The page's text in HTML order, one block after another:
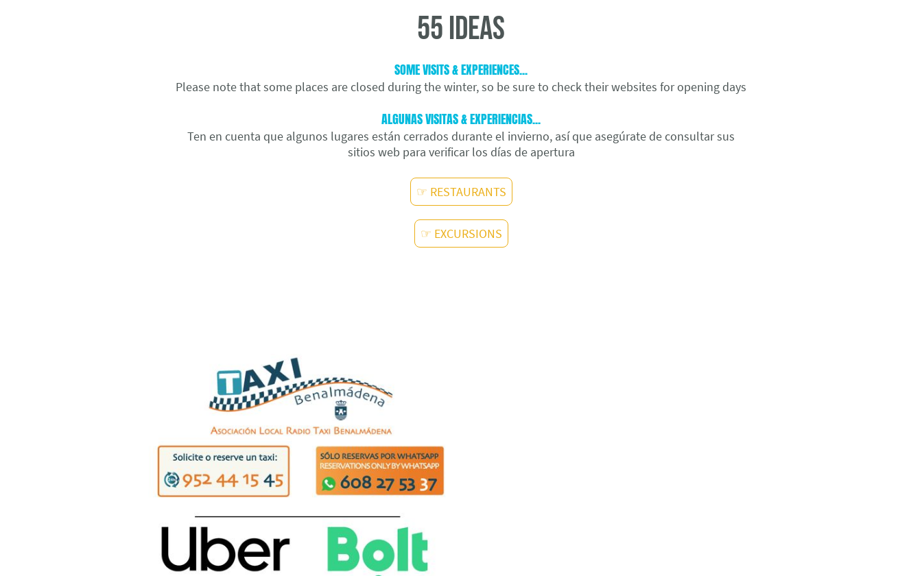
55 ideas
SOME VISITS & EXPERIENCES...
Please note that some places are closed during the winter, so be sure to check their websites for opening days
ALGUNAS VISITAS & EXPERIENCIAS...
Ten en cuenta que algunos lugares están cerrados durante el invierno, así que asegúrate de consultar sus
sitios web para verificar los días de apertura
☞ RESTAURANTS
☞ EXCURSIONS